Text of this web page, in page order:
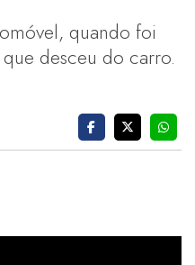
quando foi
desceu do carro.